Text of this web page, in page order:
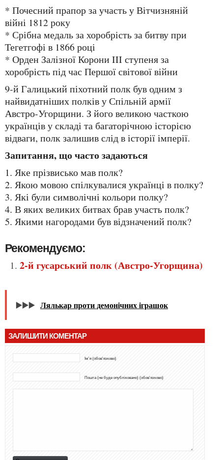
* Почесний прапор за участь у Вітчизняній
війні 1812 року
* Срібна медаль за хоробрість за битву при
Тегетгофі в 1866 році
* Орден Залізної Корони III ступеня за
хоробрість під час Першої світової війни
9-й Галицький піхотний полк був одним з
найвидатніших полків у Спільній армії
Австро-Угорщини. З його великою часткою
українців у складі та багаторічною історією
відваги, полк залишив слід в історії імперії.
Запитання, що часто задаються
1. Яке прізвисько мав полк?
2. Якою мовою спілкувалися українці в полку?
3. Які були символічні кольори полку?
4. В яких великих битвах брав участь полк?
5. Якими нагородами був відзначений полк?
Рекомендуємо:
2-й гусарський полк (Австро-Угорщина)
▶️▶️▶️ Лялькар проти демонічних іграшок
ЗАЛИШИТИ КОМЕНТАР
Ім'я (обов'язково)
Пошта (не буде опубліковано) (обов'язково)